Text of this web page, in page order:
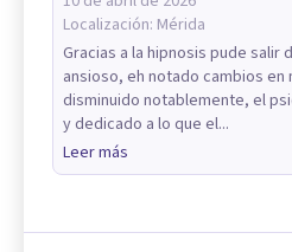
Localización: Mérida
Gracias a la hipnosis pude salir
ansioso, eh notado cambios en
disminuido notablemente, el
y dedicado a lo que el...
Leer más